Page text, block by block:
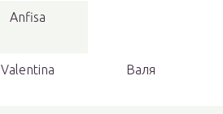
Anfisa
Valentina Валя